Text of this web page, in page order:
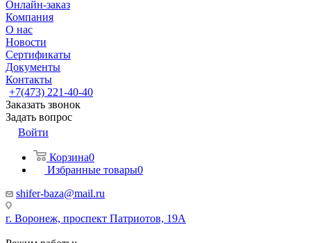
Онлайн-заказ
Компания
О нас
Новости
Сертификаты
Документы
Контакты
+7(473) 221-40-40
Заказать звонок
Задать вопрос
Войти
Корзина0
Избранные товары0
shifer-baza@mail.ru
г. Воронеж, проспект Патриотов, 19А